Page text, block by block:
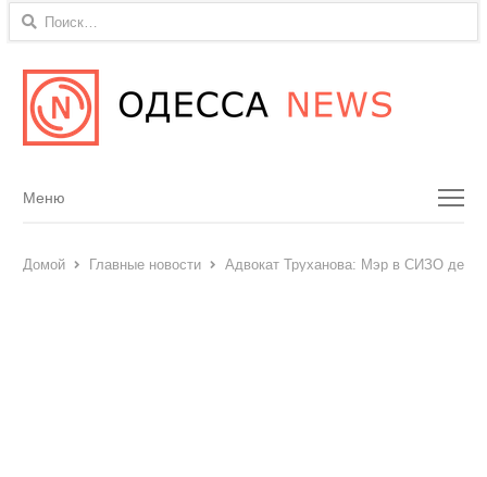
Найти:
Menu
Меню
Домой Главные новости Адвокат Труханова: Мэр в СИЗО